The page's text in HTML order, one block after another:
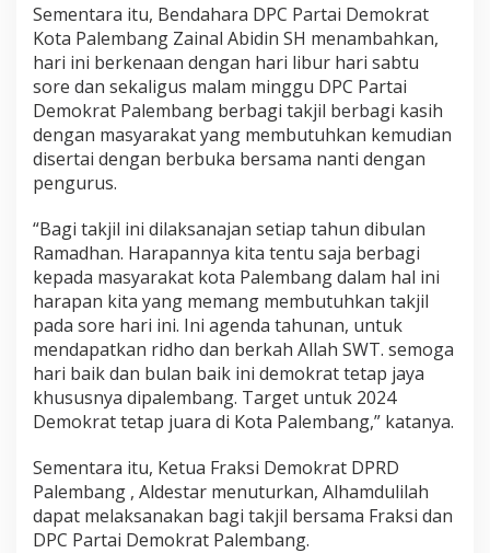
Sementara itu, Bendahara DPC Partai Demokrat
Kota Palembang Zainal Abidin SH menambahkan,
hari ini berkenaan dengan hari libur hari sabtu
sore dan sekaligus malam minggu DPC Partai
Demokrat Palembang berbagi takjil berbagi kasih
dengan masyarakat yang membutuhkan kemudian
disertai dengan berbuka bersama nanti dengan
pengurus.
“Bagi takjil ini dilaksanajan setiap tahun dibulan
Ramadhan. Harapannya kita tentu saja berbagi
kepada masyarakat kota Palembang dalam hal ini
harapan kita yang memang membutuhkan takjil
pada sore hari ini. Ini agenda tahunan, untuk
mendapatkan ridho dan berkah Allah SWT. semoga
hari baik dan bulan baik ini demokrat tetap jaya
khususnya dipalembang. Target untuk 2024
Demokrat tetap juara di Kota Palembang,” katanya.
Sementara itu, Ketua Fraksi Demokrat DPRD
Palembang , Aldestar menuturkan, Alhamdulilah
dapat melaksanakan bagi takjil bersama Fraksi dan
DPC Partai Demokrat Palembang.